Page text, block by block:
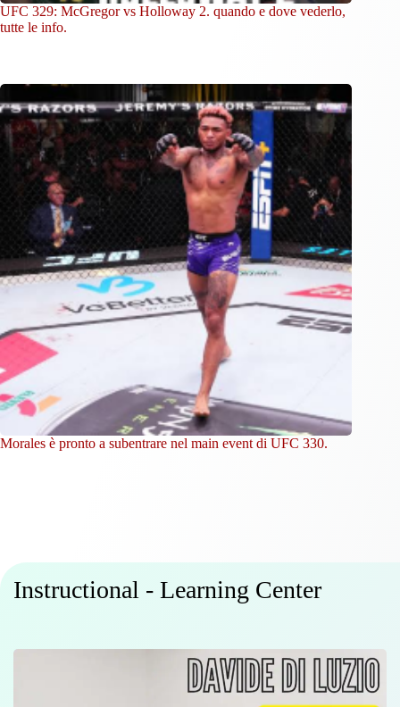
UFC 329: McGregor vs Holloway 2. quando e dove vederlo,
tutte le info.
Morales è pronto a subentrare nel main event di UFC 330.
Instructional - Learning Center